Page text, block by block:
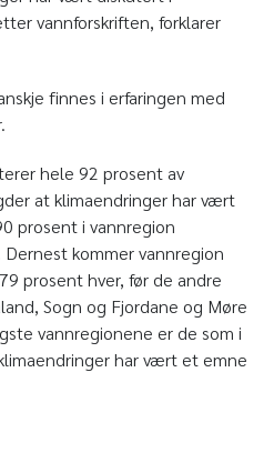
vannforskriften, forklarer
finnes i erfaringen med
hele 92 prosent av
at klimaendringer har vært
prosent i vannregion
kommer vannregion
prosent hver, før de andre
Sogn og Fjordane og Møre
vannregionene er de som i
har vært et emne